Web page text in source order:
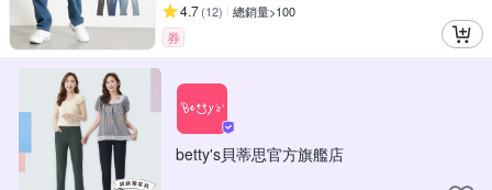
4.7(12) 總銷量>100
券
betty's貝蒂思官方旗艦店